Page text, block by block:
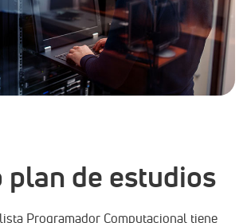
plan de estudios
Programador Computacional tiene